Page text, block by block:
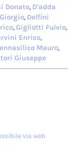
Donato, D'adda
, Delfini
,Gigliotti Fulvio,
Enrico,
Mauro,
Giuseppe
via web